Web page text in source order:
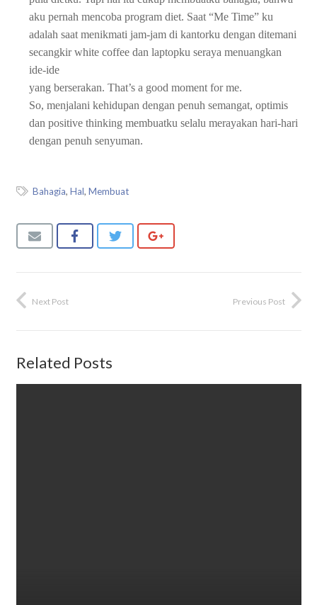
aku pernah mencoba program diet. Saat “Me Time” ku
adalah saat menikmati jam-jam di kantorku dengan ditemani
secangkir white coffee dan laptopku seraya menuangkan
ide-ide
yang berserakan. That’s a good moment for me.
So, menjalani kehidupan dengan penuh semangat, optimis
dan positive thinking membuatku selalu merayakan hari-hari
dengan penuh senyuman.
Bahagia, Hal, Membuat
Previous Post
Next Post
Related Posts